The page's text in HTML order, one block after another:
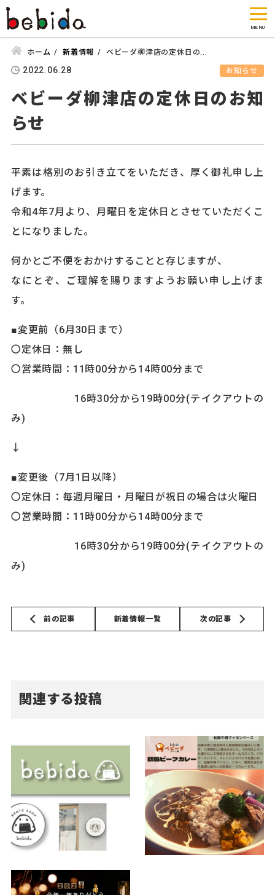
ホーム 新着情報 ベビーダ柳津店の定休日の...
2022.06.28 お知らせ
ベビーダ柳津店の定休日のお知
らせ
平素は格別のお引き立てをいただき、厚く御礼申し上
げます。
令和4年7月より、月曜日を定休日とさせていただくこ
とになりました。
何かとご不便をおかけすることと存じますが、
なにとぞ、ご理解を賜りますようお願い申し上げま
す。
■変更前（6月30日まで）
〇定休日：無し
〇営業時間：11時00分から14時00分まで
16時30分から19時00分(テイクアウトの
み)
↓
■変更後（7月1日以降）
〇定休日：毎週月曜日・月曜日が祝日の場合は火曜日
〇営業時間：11時00分から14時00分まで
16時30分から19時00分(テイクアウトの
み)
前の記事 次の記事
新着情報一覧
関連する投稿